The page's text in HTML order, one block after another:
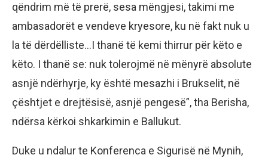
qëndrim më të prerë, sesa mëngjesi, takimi me
ambasadorët e vendeve kryesore, ku në fakt nuk u
la të dërdëlliste…I thanë të kemi thirrur për këto e
këto. I thanë se: nuk tolerojmë në mënyrë absolute
asnjë ndërhyrje, ky është mesazhi i Brukselit, në
çështjet e drejtësisë, asnjë pengesë”, tha Berisha,
ndërsa kërkoi shkarkimin e Ballukut.
Duke u ndalur te Konferenca e Sigurisë në Mynih,